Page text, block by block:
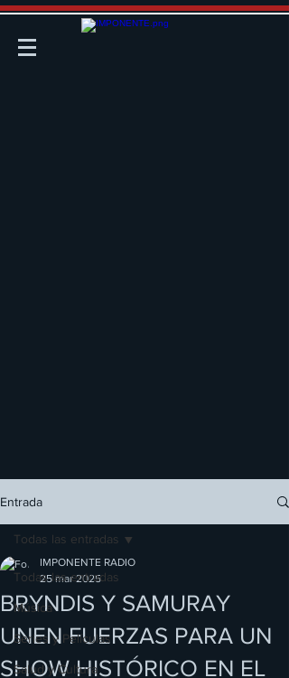
Entrada
Todas las entradas
Música
Series y Películas
Salud y Cultura
Todas las entradas
BRYNDIS Y SAMURAY
UNEN FUERZAS PARA UN
SHOW HISTÓRICO EN EL
IMPONENTE RADIO
25 mar 2025